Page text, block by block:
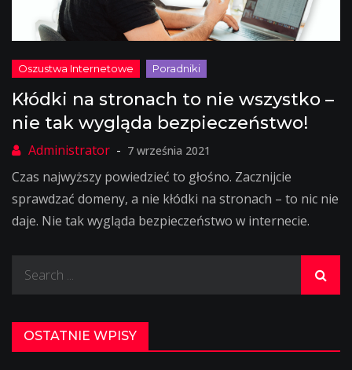
Kłódki na stronach to nie wszystko –
nie tak wygląda bezpieczeństwo!
7 września 2021
Czas najwyższy powiedzieć to głośno. Zacznijcie
sprawdzać domeny, a nie kłódki na stronach – to nic nie
daje. Nie tak wygląda bezpieczeństwo w internecie.
OSTATNIE WPISY